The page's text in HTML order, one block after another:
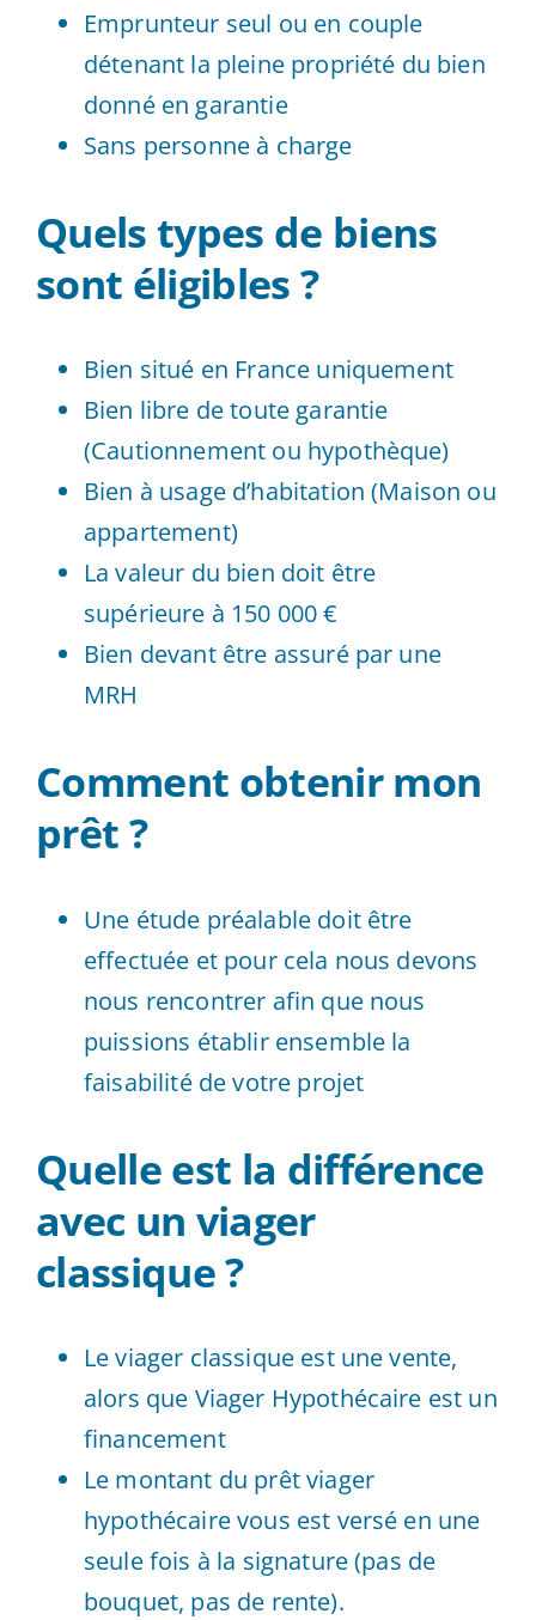
Emprunteur seul ou en couple
détenant la pleine propriété du bien
donné en garantie
Sans personne à charge
Quels types de biens
sont éligibles ?
Bien situé en France uniquement
Bien libre de toute garantie
(Cautionnement ou hypothèque)
Bien à usage d’habitation (Maison ou
appartement)
La valeur du bien doit être
supérieure à 150 000 €
Bien devant être assuré par une
MRH
Comment obtenir mon
prêt ?
Une étude préalable doit être
effectuée et pour cela nous devons
nous rencontrer afin que nous
puissions établir ensemble la
faisabilité de votre projet
Quelle est la différence
avec un viager
classique ?
Le viager classique est une vente,
alors que Viager Hypothécaire est un
financement
Le montant du prêt viager
hypothécaire vous est versé en une
seule fois à la signature (pas de
bouquet, pas de rente).